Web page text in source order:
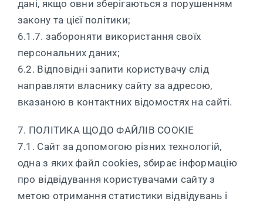
дані, якщо овни зберігаються з порушенням
закону та цієї політики;
6.1.7. забороняти використання своїх
персональних даних;
6.2. Відповідні запити користувачу слід
направляти власнику сайту за адресою,
вказаною в контактних відомостях на сайті.
7. ПОЛІТИКА ЩОДО ФАЙЛІВ COOKIE
7.1. Сайт за допомогою різних технологій,
одна з яких файл cookies, збирає інформацію
про відвідування користувачами сайту з
метою отримання статистики відвідувань і